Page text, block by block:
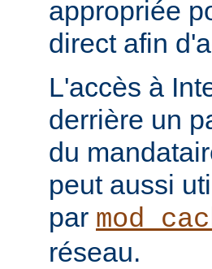
appropriée
direct afin
L'accès à
derrière un
du
peut aussi
par
réseau.